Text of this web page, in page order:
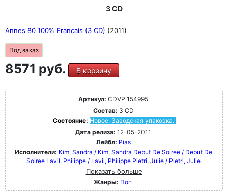
3 CD
Annes 80 100% Francais (3 CD) (2011)
Под заказ
8571 руб. В корзину
Артикул: CDVP 154995
Состав: 3 CD
Состояние: Новое. Заводская упаковка.
Дата релиза: 12-05-2011
Лейбл: Pias
Исполнители: Kim, Sandra / Kim, Sandra Debut De Soiree / Debut De
Soiree Lavil, Philippe / Lavil, Philippe Pietri, Julie / Pietri, Julie
Показать больше
Жанры: Поп